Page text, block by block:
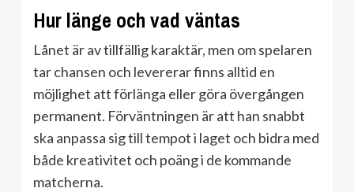
Hur länge och vad väntas
Lånet är av tillfällig karaktär, men om spelaren
tar chansen och levererar finns alltid en
möjlighet att förlänga eller göra övergången
permanent. Förväntningen är att han snabbt
ska anpassa sig till tempot i laget och bidra med
både kreativitet och poäng i de kommande
matcherna.